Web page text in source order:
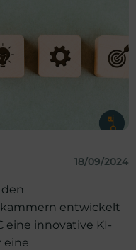
18/09/2024
entwickelt
eine innovative KI-
eine